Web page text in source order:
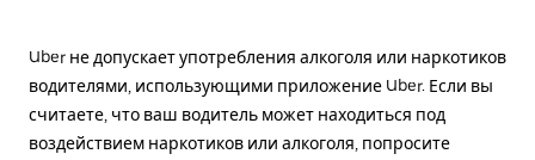
Uber не допускает употребления алкоголя или наркотиков
водителями, использующими приложение Uber. Если вы
считаете, что ваш водитель может находиться под
воздействием наркотиков или алкоголя, попросите